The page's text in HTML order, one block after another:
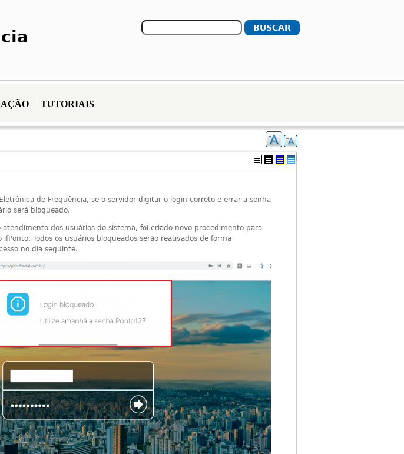
Formulário de busca
Buscar
de Frequência, se o servidor digitar o login correto e errar a senha
será bloqueado.
dos usuários do sistema, foi criado novo procedimento para
Todos os usuários bloqueados serão reativados de forma
no dia seguinte.
TUTORIAIS